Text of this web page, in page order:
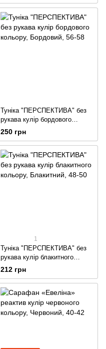
Туніка "ПЕРСПЕКТИВА" без
рукава кулір бордового
кольору
250 грн
1
Туніка "ПЕРСПЕКТИВА" без
рукава кулір блакитного
кольору
212 грн